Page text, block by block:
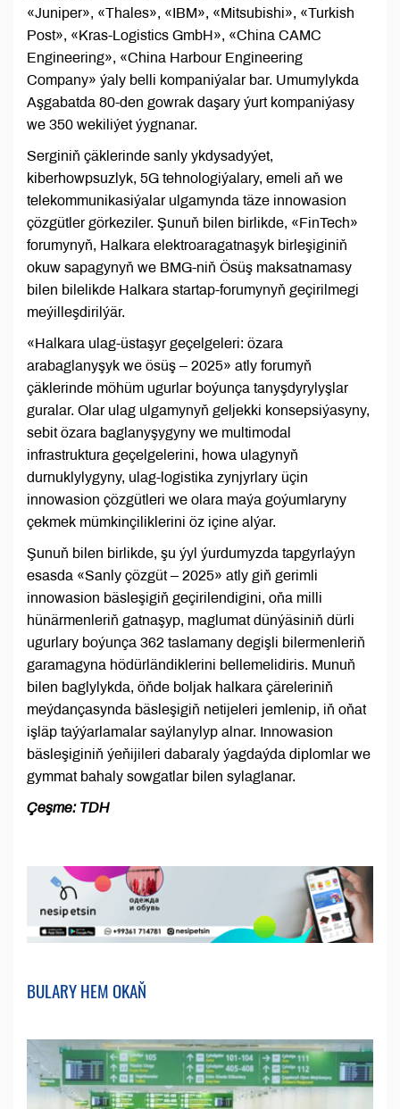
«Juniper», «Thales», «IBM», «Mitsubishi», «Turkish
Post», «Kras-Logistics GmbH», «China CAMC
Engineering», «China Harbour Engineering
Company» ýaly belli kompaniýalar bar. Umumylykda
Aşgabatda 80-den gowrak daşary ýurt kompaniýasy
we 350 wekiliýet ýygnanar.
Serginiň çäklerinde sanly ykdysadyýet,
kiberhowpsuzlyk, 5G tehnologiýalary, emeli aň we
telekommunikasiýalar ulgamynda täze innowasion
çözgütler görkeziler. Şunuň bilen birlikde, «FinTech»
forumynyň, Halkara elektroaragatnaşyk birleşiginiň
okuw sapagynyň we BMG-niň Ösüş maksatnamasy
bilen bilelikde Halkara startap-forumynyň geçirilmegi
meýilleşdirilýär.
«Halkara ulag-üstaşyr geçelgeleri: özara
arabaglanyşyk we ösüş – 2025» atly forumyň
çäklerinde möhüm ugurlar boýunça tanyşdyrylyşlar
guralar. Olar ulag ulgamynyň geljekki konsepsiýasyny,
sebit özara baglanyşygyny we multimodal
infrastruktura geçelgelerini, howa ulagynyň
durnuklylygyny, ulag-logistika zynjyrlary üçin
innowasion çözgütleri we olara maýa goýumlaryny
çekmek mümkinçiliklerini öz içine alýar.
Şunuň bilen birlikde, şu ýyl ýurdumyzda tapgyrlaýyn
esasda «Sanly çözgüt – 2025» atly giň gerimli
innowasion bäsleşigiň geçirilendigini, oňa milli
hünärmenleriň gatnaşyp, maglumat dünýäsiniň dürli
ugurlary boýunça 362 taslamany degişli bilermenleriň
garamagyna hödürländiklerini bellemelidiris. Munuň
bilen baglylykda, öňde boljak halkara çäreleriniň
meýdançasynda bäsleşigiň netijeleri jemlenip, iň oňat
işläp taýýarlamalar saýlanylyp alnar. Innowasion
bäsleşiginiň ýeňijileri dabaraly ýagdaýda diplomlar we
gymmat bahaly sowgatlar bilen sylaglanar.
Çeşme: TDH
BULARY HEM OKAŇ